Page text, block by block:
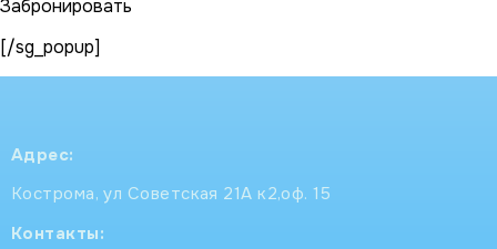
Забронировать
[/sg_popup]
Адрес:
Кострома, ул Советская 21А к2,оф. 15
Контакты: